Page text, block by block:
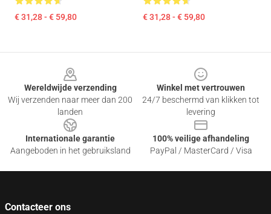
€ 31,28 - € 59,80 € 31,28 - € 59,80
Wereldwijde verzending
Wij verzenden naar meer dan 200
landen
Winkel met vertrouwen
24/7 beschermd van klikken tot
levering
Internationale garantie
Aangeboden in het gebruiksland
100% veilige afhandeling
PayPal / MasterCard / Visa
Contacteer ons